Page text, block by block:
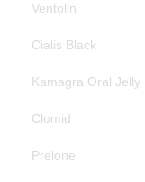
Ventolin
Cialis Black
Kamagra Oral Jelly
Clomid
Prelone